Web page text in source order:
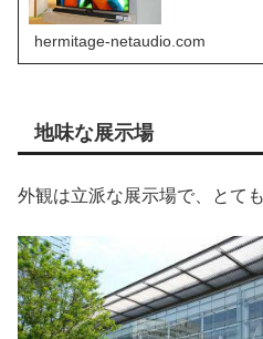
hermitage-netaudio.com
地味な展示場
外観は立派な展示場で、とて